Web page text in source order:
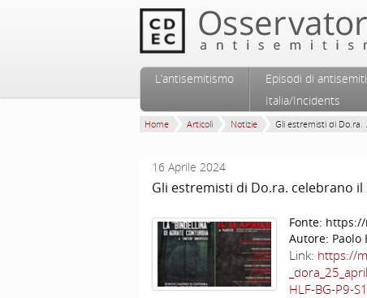
Menu principale
Vai al contenuto principale
Vai al contenuto secondario
L’antisemitismo
Episodi di
Italia/Incidents
Home Articoli Notizie Gli estremisti di Do.ra.
16 Aprile 2024
Gli estremisti di Do.ra. celebrano
Fonte:
Autore: Paolo
Link: https://
HLF-BG-P9-